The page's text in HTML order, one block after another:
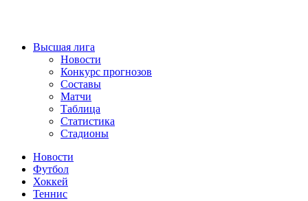
Высшая лига
Новости
Конкурс прогнозов
Составы
Матчи
Таблица
Статистика
Стадионы
Новости
Футбол
Хоккей
Теннис